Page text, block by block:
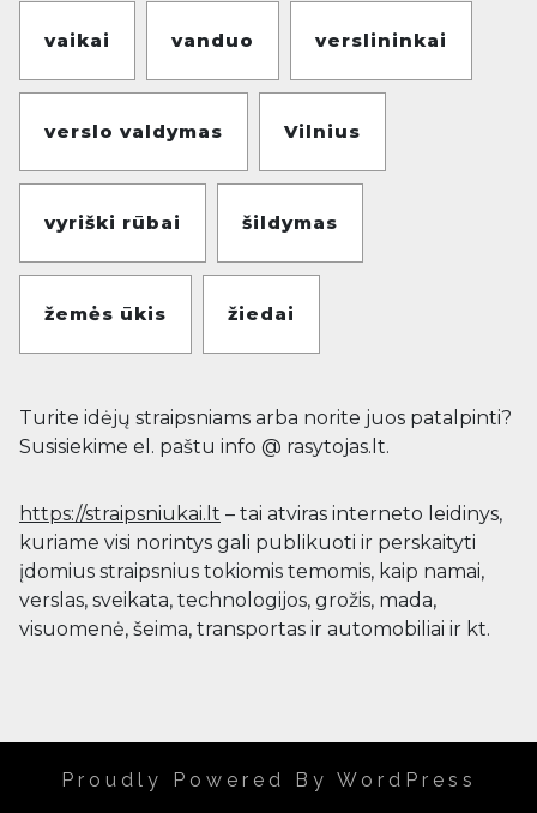
vaikai vanduo verslininkai
verslo valdymas Vilnius
vyriški rūbai šildymas
žemės ūkis žiedai
Turite idėjų straipsniams arba norite juos patalpinti?
Susisiekime el. paštu info @ rasytojas.lt.
https://straipsniukai.lt – tai atviras interneto leidinys,
kuriame visi norintys gali publikuoti ir perskaityti
įdomius straipsnius tokiomis temomis, kaip namai,
verslas, sveikata, technologijos, grožis, mada,
visuomenė, šeima, transportas ir automobiliai ir kt.
Proudly Powered By WordPress